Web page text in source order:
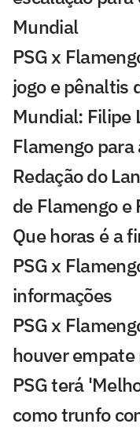
Mundial
PSG x
jogo e pênaltis
Mundial: Filipe
Flamengo para
Redação do
de Flamengo e
Que horas é a
PSG x
informações
PSG x
houver
PSG terá
como trunfo